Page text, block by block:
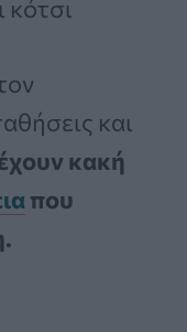
κότσι
και
κακή
που